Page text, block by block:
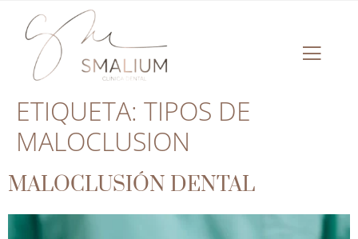
ETIQUETA: TIPOS DE
MALOCLUSION
MALOCLUSIÓN DENTAL